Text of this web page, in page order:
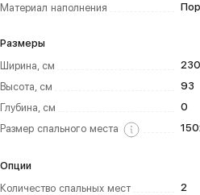
Материал наполнения
Размеры
Ширина, см
230
Высота, см
93
Глубина, см
0
Размер спального места
Опции
Количество спальных мест
2